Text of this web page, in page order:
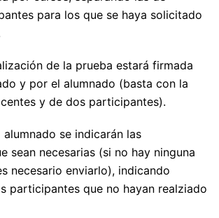
para los que se haya solicitado
de la prueba estará firmada
y por el alumnado (basta con la
y de dos participantes).
se indicarán las
sean necesarias (si no hay ninguna
necesario enviarlo), indicando
participantes que no hayan realziado